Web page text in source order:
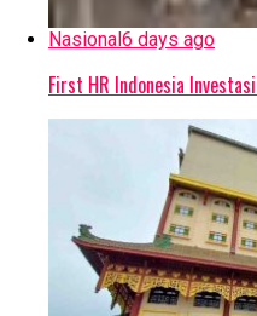
Nasional 6 days ago
First HR Indonesia